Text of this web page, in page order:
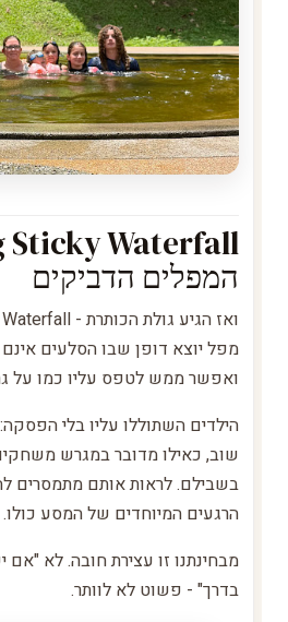
המפלים הדביקים
מפל יוצא דופן שבו הסלעים
ואפשר ממש לטפס עליו כמו על
הילדים השתוללו עליו בלי הפסקה:
שוב, כאילו מדובר במגרש
בשבילם. לראות אותם מתמסרים
הרגעים המיוחדים של המסע כולו.
מבחינתנו זו עצירת חובה. לא "אם
בדרך" - פשוט לא לוותר.